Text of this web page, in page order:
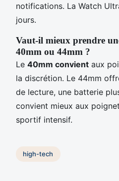
notifications. La Watch
jours.
Vaut-il mieux prendre
40mm ou 44mm ?
Le 40mm convient aux
la discrétion. Le 44mm
de lecture, une batterie
convient mieux aux
sportif intensif.
high-tech